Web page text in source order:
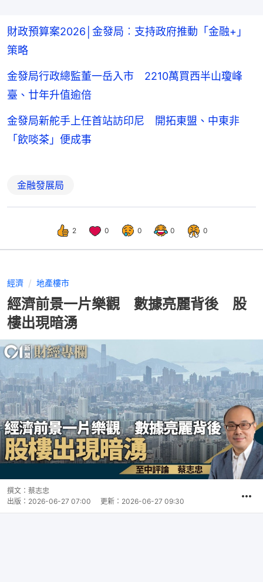
財政預算案2026│金發局︰支持政府推動「金融+」
策略
金發局行政總監董一岳入市 2210萬買西半山瓊峰
臺、廿年升值逾倍
金發局新舵手上任首站訪印尼 開拓東盟、中東非
「飲啖茶」便成事
金融發展局
2 0 0 0 0
經濟 地產樓市
經濟前景一片樂觀 數據亮麗背後 股
樓出現暗湧
撰文： 蔡志忠
出版： 2026-06-27 07:00 更新： 2026-06-27 09:30